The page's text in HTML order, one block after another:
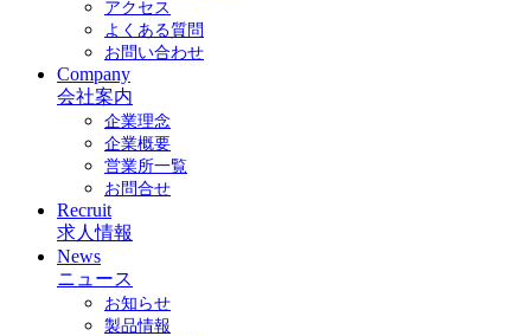
アクセス
よくある質問
お問い合わせ
Company
会社案内
企業理念
企業概要
営業所一覧
お問合せ
Recruit
求人情報
News
ニュース
お知らせ
製品情報